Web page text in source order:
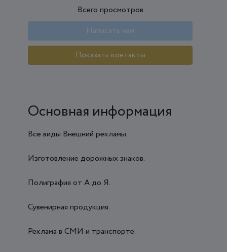
Всего просмотров
Написать нам
Показать контакты
Основная информация
Все виды Внешний рекламы.
Изготовление дорожных знаков.
Полиграфия от А до Я.
Сувенирная продукция.
Реклама в СМИ и транспорте.